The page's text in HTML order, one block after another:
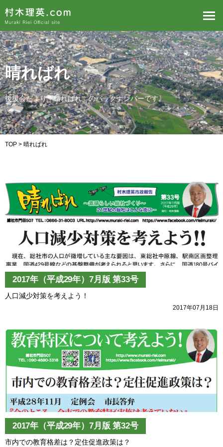
晴ればれ
後援会だより「晴ればれ」のバックナンバーです。
TOP > 晴ればれ
2017年（平成29年）7月版 第33号
人口減少対策を考えよう！
2017年07月18日
2017年（平成29年）7月版 第32号
市内での教育格差は？定住促進政策は？